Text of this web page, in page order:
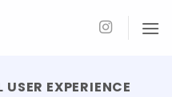
USER EXPERIENCE